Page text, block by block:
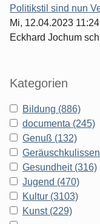
Politikstil sind nun
Mi, 12.04.2023 11:24
Eckhard Jochum
Kategorien
Bildung (886)
documenta (245)
Genuß (132)
Gesundheit (316)
Jugend (470)
Kultur (3103)
Kunst (229)